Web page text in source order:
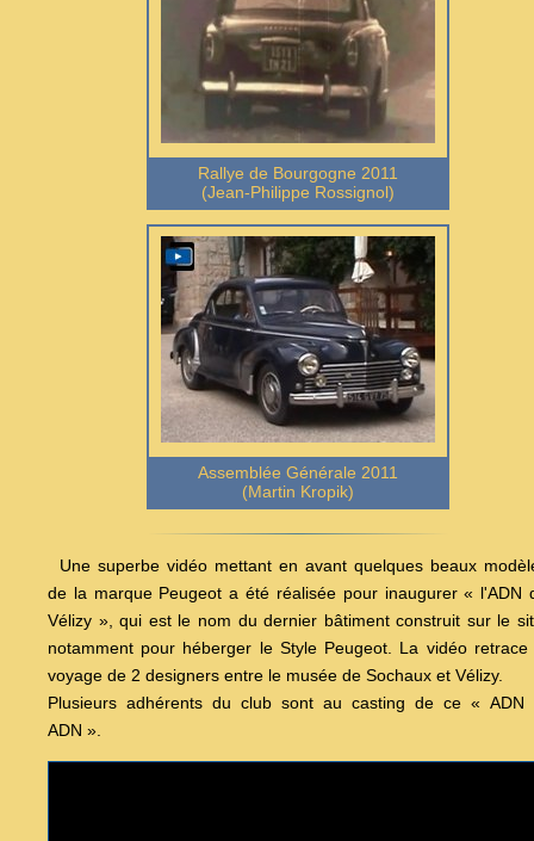
Rallye de Bourgogne 2011
(Jean-Philippe Rossignol)
Assemblée Générale 2011
(Martin Kropik)
Une superbe vidéo mettant en avant quelques beaux
de la marque Peugeot a été réalisée pour inaugurer « l'ADN
Vélizy », qui est le nom du dernier bâtiment construit sur le
notamment pour héberger le Style Peugeot. La vidéo retrace
voyage de 2 designers entre le musée de Sochaux et Vélizy.
Plusieurs adhérents du club sont au casting de ce « ADN
ADN ».